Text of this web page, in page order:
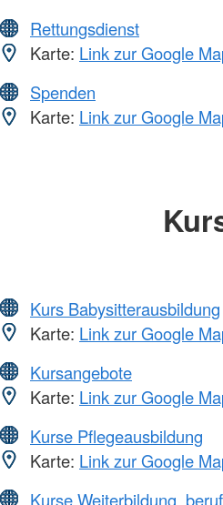
Rettungsdienst
Karte: Link zur Google
Spenden
Karte: Link zur Google
Kurs Babysitterausbildung
Karte: Link zur Google
Kursangebote
Karte: Link zur Google
Kurse Pflegeausbildung
Karte: Link zur Google
Kurse Weiterbildung,